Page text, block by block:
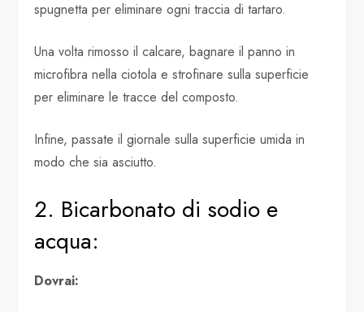
spugnetta per eliminare ogni traccia di tartaro.
Una volta rimosso il calcare, bagnare il panno in
microfibra nella ciotola e strofinare sulla superficie
per eliminare le tracce del composto.
Infine, passate il giornale sulla superficie umida in
modo che sia asciutto.
2. Bicarbonato di sodio e
acqua:
Dovrai: